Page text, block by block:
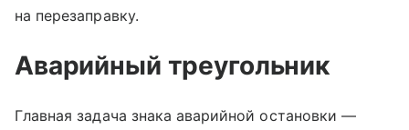
на перезаправку.
Аварийный треугольник
Главная задача знака аварийной остановки —